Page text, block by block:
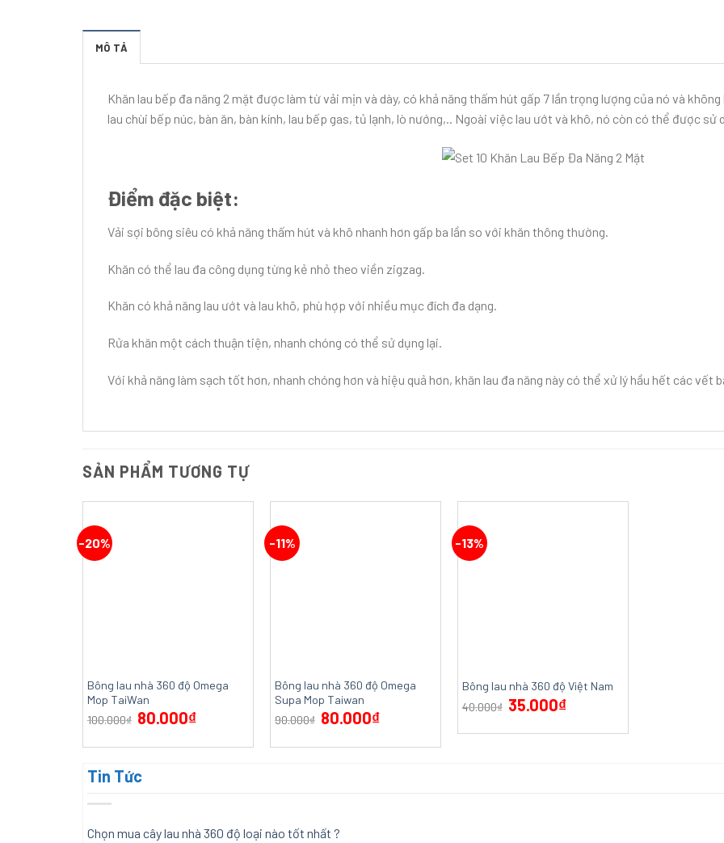
MÔ TẢ
Khăn lau bếp đa năng 2 mặt được làm từ vải mịn và dày, có khả năng thấm hút gấp 7 lần trọng lượng của nó và
lau chùi bếp núc, bàn ăn, bàn kính, lau bếp gas, tủ lạnh, lò nướng,.. Ngoài việc lau ướt và khô, nó còn có thể được
Điểm đặc biệt:
Vải sợi bông siêu có khả năng thấm hút và khô nhanh hơn gấp ba lần so với khăn thông thường.
Khăn có thể lau đa công dụng từng kẻ nhỏ theo viền zigzag.
Khăn có khả năng lau ướt và lau khô, phù hợp với nhiều mục đích đa dạng.
Rửa khăn một cách thuận tiện, nhanh chóng có thể sử dụng lại.
Với khả năng làm sạch tốt hơn, nhanh chóng hơn và hiệu quả hơn, khăn lau đa năng này có thể xử lý hầu hết các vết
SẢN PHẨM TƯƠNG TỰ
-20%
Bông lau nhà 360 độ Omega
Mop TaiWan
100.000₫ 80.000₫
-11%
Bông lau nhà 360 độ Omega
Supa Mop Taiwan
90.000₫ 80.000₫
-13%
Bông lau nhà 360 độ Việt Nam
40.000₫ 35.000₫
Tin Tức
Chọn mua cây lau nhà 360 độ loại nào tốt nhất ?